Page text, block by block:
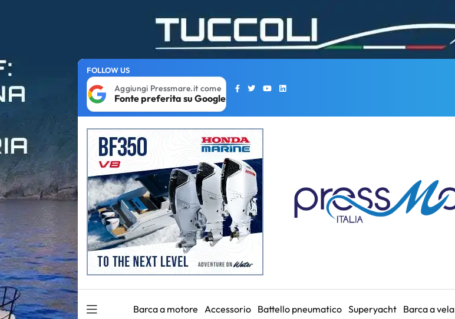
FOLLOW US
Aggiungi Pressmare.it come
Fonte preferita su Google
Barca a motore Accessorio Battello pneumatico Superyacht Barca a vela